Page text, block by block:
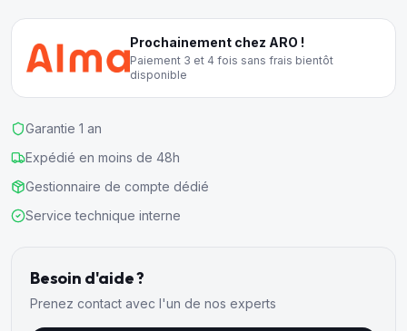
Prochainement chez ARO !
Paiement 3 et 4 fois sans frais bientôt
disponible
Garantie 1 an
Expédié en moins de 48h
Gestionnaire de compte dédié
Service technique interne
Besoin d'aide ?
Prenez contact avec l'un de nos experts